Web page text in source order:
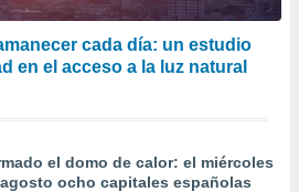
cada día: un estudio
en el acceso a la luz natural
el domo de calor: el miércoles
ocho capitales españolas